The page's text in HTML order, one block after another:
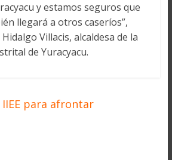
y estamos seguros que
llegará a otros caseríos”,
Villacis, alcaldesa de la
de Yuracyacu.
para afrontar